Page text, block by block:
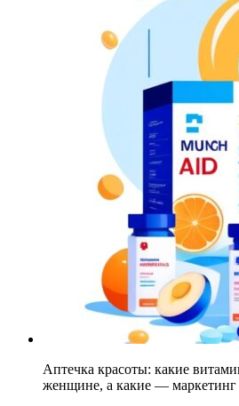
Аптечка красоты: какие
женщине, а какие — маркетинг